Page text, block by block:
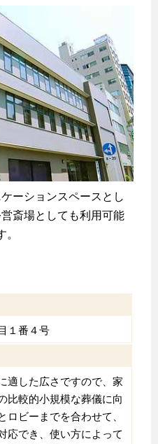
ションスペースとし
斎場としても利用可能
。
１番４号
適した広さですので、家
比較的小規模な葬儀に向
ロビーまでを合わせて、
応でき、使い方によって